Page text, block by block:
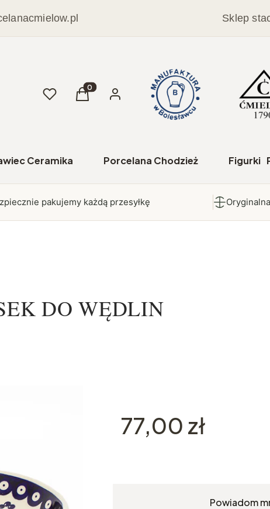
Sklep
UlubioneProdukty w koszyku: 0. Zobacz szczegóły
Koszyk Zaloguj się
Ceramika Porcelana Chodzież Figurki
pakujemy każdą przesyłkę
DO WĘDLIN
Cena
77,00 zł
Powiadom